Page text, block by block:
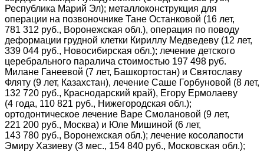
Республика Марий Эл); металлоконструкция для
операции на позвоночнике Тане Останковой (16 лет,
781 312 руб., Воронежская обл.), операция по поводу
деформации грудной клетки Кириллу Медведеву (12 лет,
339 044 руб., Новосибирская обл.); лечение детского
церебрального паралича стоимостью 197 498 руб.
Милане Ганеевой (7 лет, Башкортостан) и Святославу
Фляту (9 лет, Казахстан), лечение Саше Горбуновой (8 лет,
132 720 руб., Краснодарский край), Егору Ермолаеву
(4 года, 110 821 руб., Нижегородская обл.);
ортодонтическое лечение Варе Смолановой (9 лет,
221 200 руб., Москва) и Юле Мишиной (6 лет,
143 780 руб., Воронежская обл.); лечение косолапости
Эмиру Хазиеву (3 мес., 154 840 руб., Московская обл.);